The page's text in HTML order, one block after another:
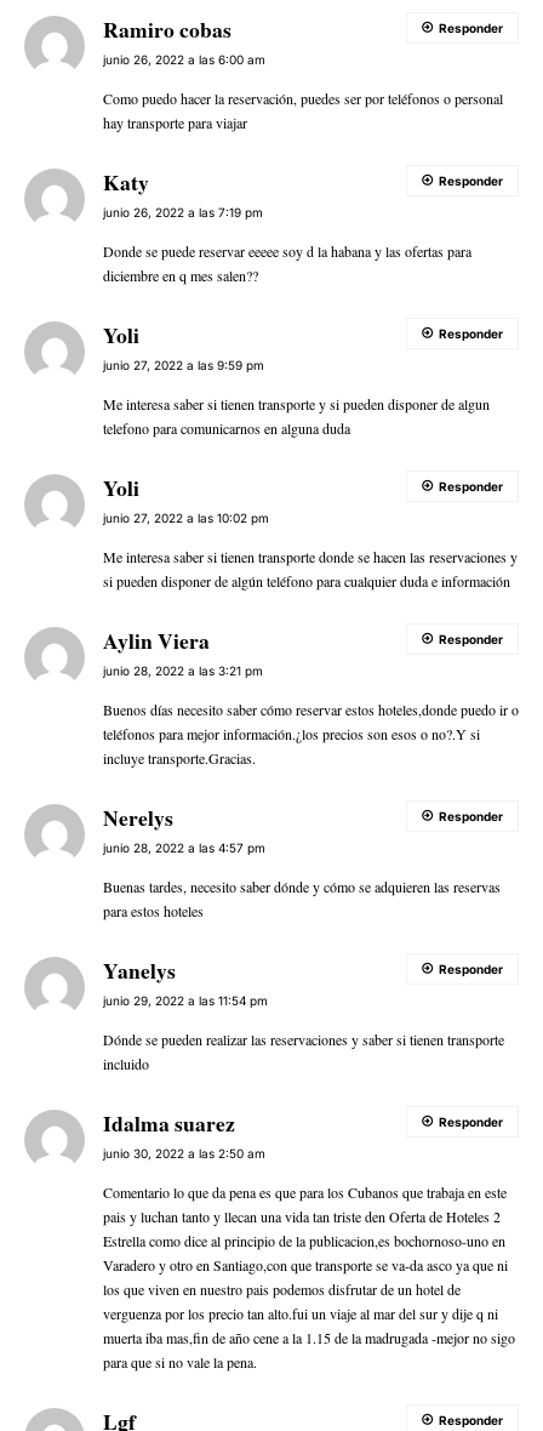
Ramiro cobas
junio 26, 2022 a las 6:00 am
Como puedo hacer la reservación, puedes ser por teléfonos o personal
hay transporte para viajar
Responder
Katy
junio 26, 2022 a las 7:19 pm
Donde se puede reservar eeeee soy d la habana y las ofertas para
diciembre en q mes salen??
Responder
Yoli
junio 27, 2022 a las 9:59 pm
Me interesa saber si tienen transporte y si pueden disponer de algun
telefono para comunicarnos en alguna duda
Responder
Yoli
junio 27, 2022 a las 10:02 pm
Me interesa saber si tienen transporte donde se hacen las reservaciones y
si pueden disponer de algún teléfono para cualquier duda e información
Responder
Aylin Viera
junio 28, 2022 a las 3:21 pm
Buenos días necesito saber cómo reservar estos hoteles,donde puedo ir o
teléfonos para mejor información.¿los precios son esos o no?.Y si
incluye transporte.Gracias.
Responder
Nerelys
junio 28, 2022 a las 4:57 pm
Buenas tardes, necesito saber dónde y cómo se adquieren las reservas
para estos hoteles
Responder
Yanelys
junio 29, 2022 a las 11:54 pm
Dónde se pueden realizar las reservaciones y saber si tienen transporte
incluido
Responder
Idalma suarez
junio 30, 2022 a las 2:50 am
Comentario lo que da pena es que para los Cubanos que trabaja en este
pais y luchan tanto y llecan una vida tan triste den Oferta de Hoteles 2
Estrella como dice al principio de la publicacion,es bochornoso-uno en
Varadero y otro en Santiago,con que transporte se va-da asco ya que ni
los que viven en nuestro pais podemos disfrutar de un hotel de
verguenza por los precio tan alto.fui un viaje al mar del sur y dije q ni
muerta iba mas,fin de año cene a la 1.15 de la madrugada -mejor no sigo
para que si no vale la pena.
Responder
Lgf Responder